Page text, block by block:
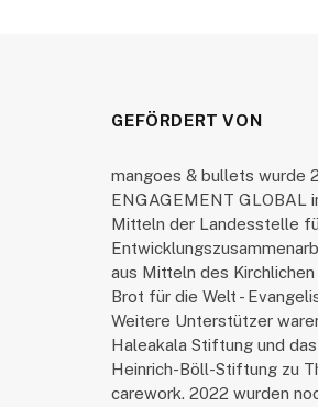
GEFÖRDERT VON
mangoes & bullets wurde
ENGAGEMENT GLOBAL
Mitteln der Landesstelle
aus Mitteln des
Brot für die Welt -
Weitere Unterstützer
Haleakala Stiftung und
Heinrich-Böll-Stiftung zu
carework. 2022 wurden